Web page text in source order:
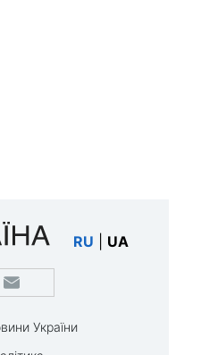
RU UA
України